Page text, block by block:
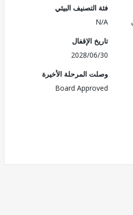
فئة التصنيف البيئي
N/A
تاريخ الإقفال
2028/06/30
وصلت المرحلة الأخيرة
Board Approved